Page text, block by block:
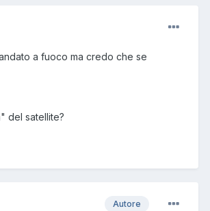
a fuoco ma credo che se
del satellite?
Autore